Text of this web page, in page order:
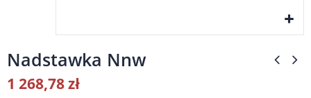
Nadstawka Nnw
1 268,78 zł